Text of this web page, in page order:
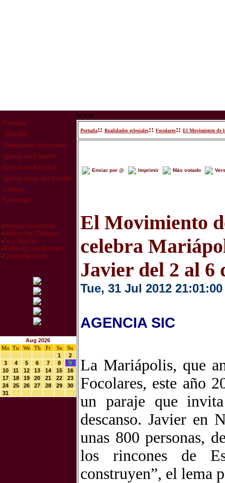
Portada
Vaticano
Realidades Eclesiales
Iglesia en España
Iglesia en América
Iglesia resto del mundo
Cultura
Sociedad
· Homilia Dominical
· Hablan los Obispos
· Fe y Razón
· Reflexion en libertad
·Colaboraciones
Aug 2026
Mo
Tu We Th Fr Sa
Su
1
2
3
4 5 6 7 8
9
10
11 12 13 14 15
16
17
18 19 20 21 22
23
24
25 26 27 28 29
30
31
www
Portada:: Realidades eclesiales:: Focolares:: El Movimiento de
Enviar por @ Imprimir Más votado
El Movimiento
celebra
Javier del 2 al 6
Tue, 31 Jul 2012 21:01:00
AGENCIA SIC
La Mariápolis, que
Focolares, este año
un paraje que
descanso. Javier en
unas 800 personas,
los rincones de
construyen”, el lema